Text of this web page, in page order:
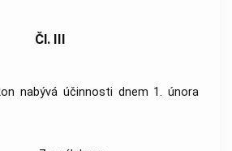
Čl. III
nabývá účinnosti dnem 1. února